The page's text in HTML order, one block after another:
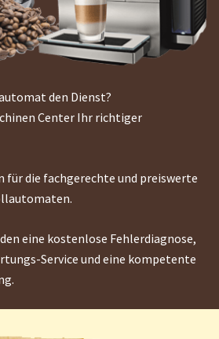
den Dienst?
Center Ihr richtiger
für die fachgerechte und preiswerte
eine kostenlose Fehlerdiagnose,
Service und eine kompetente